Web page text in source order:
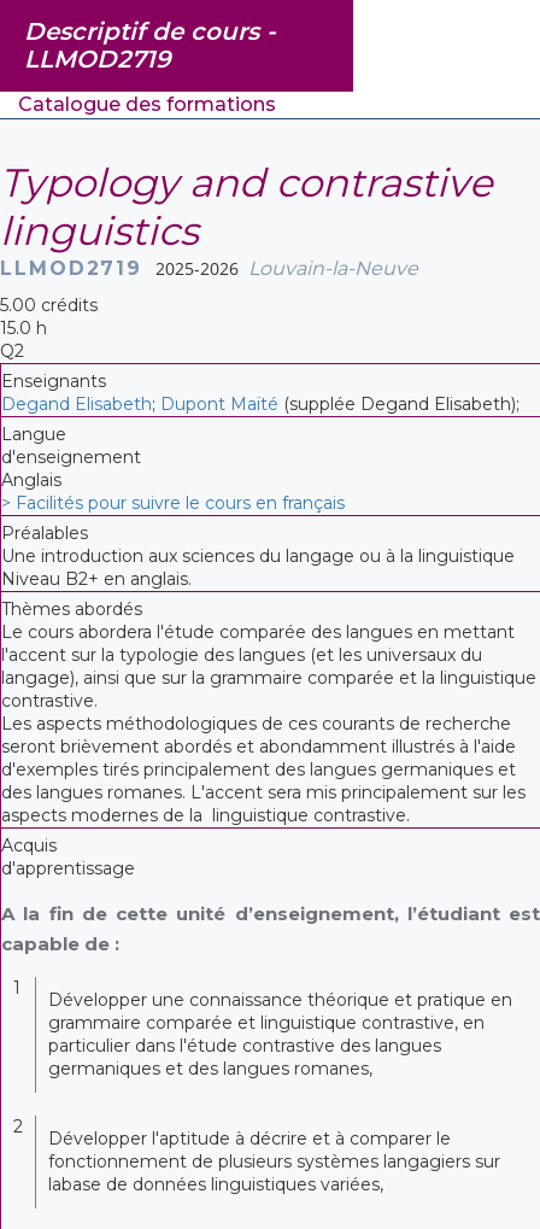
Descriptif de cours -
LLMOD2719
Catalogue des formations
Typology and contrastive
linguistics
LLMOD2719 2025-2026 Louvain-la-Neuve
5.00 crédits
15.0 h
Q2
Enseignants
Degand Elisabeth; Dupont Maïté (supplée Degand Elisabeth);
Langue
d'enseignement
Anglais
> Facilités pour suivre le cours en français
Préalables
Une introduction aux sciences du langage ou à la linguistique
Niveau B2+ en anglais.
Thèmes abordés
Le cours abordera l'étude comparée des langues en mettant
l'accent sur la typologie des langues (et les universaux du
langage), ainsi que sur la grammaire comparée et la linguistique
contrastive.
Les aspects méthodologiques de ces courants de recherche
seront brièvement abordés et abondamment illustrés à l'aide
d'exemples tirés principalement des langues germaniques et
des langues romanes. L'accent sera mis principalement sur les
aspects modernes de la linguistique contrastive.
Acquis
d'apprentissage
A la fin de cette unité d’enseignement, l’étudiant est
capable de :
1
Développer une connaissance théorique et pratique en
grammaire comparée et linguistique contrastive, en
particulier dans l'étude contrastive des langues
germaniques et des langues romanes,
2
Développer l'aptitude à décrire et à comparer le
fonctionnement de plusieurs systèmes langagiers sur
labase de données linguistiques variées,